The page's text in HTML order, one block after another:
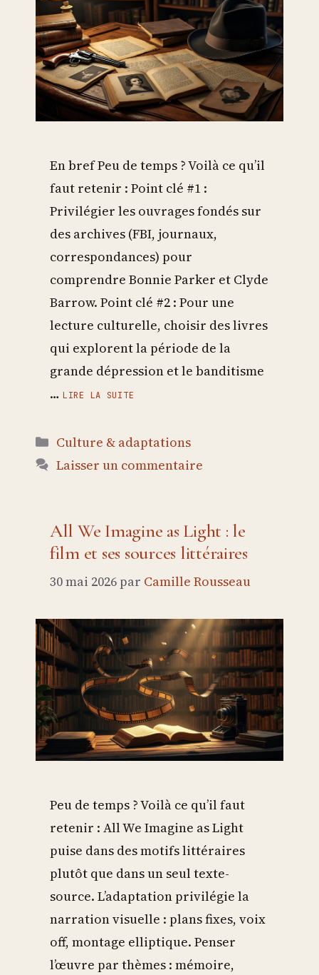
En bref Peu de temps ? Voilà ce qu’il
faut retenir : Point clé #1 :
Privilégier les ouvrages fondés sur
des archives (FBI, journaux,
correspondances) pour
comprendre Bonnie Parker et Clyde
Barrow. Point clé #2 : Pour une
lecture culturelle, choisir des livres
qui explorent la période de la
grande dépression et le banditisme
… LIRE LA SUITE
Catégories
Culture & adaptations
Laisser un commentaire
All We Imagine as Light : le
film et ses sources littéraires
30 mai 2026 par Camille Rousseau
Peu de temps ? Voilà ce qu’il faut
retenir : All We Imagine as Light
puise dans des motifs littéraires
plutôt que dans un seul texte-
source. L’adaptation privilégie la
narration visuelle : plans fixes, voix
off, montage elliptique. Penser
l’œuvre par thèmes : mémoire,